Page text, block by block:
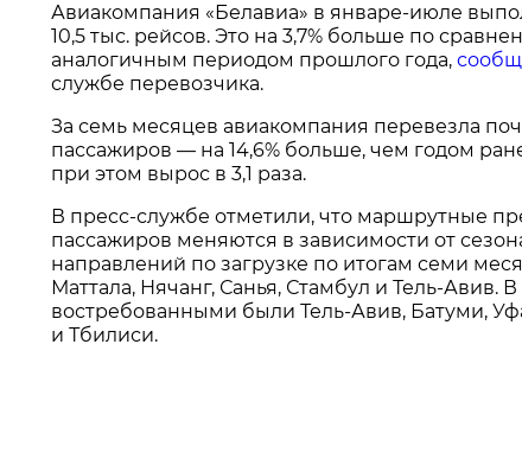
Авиакомпания «Белавиа» в январе-июле
10,5 тыс. рейсов. Это на 3,7% больше по
аналогичным периодом прошлого года,
службе перевозчика.
За семь месяцев авиакомпания перевезла
пассажиров — на 14,6% больше, чем годом
при этом вырос в 3,1 раза.
В пресс-службе отметили, что маршрутные
пассажиров меняются в зависимости от
направлений по загрузке по итогам семи
Маттала, Нячанг, Санья, Стамбул и Тель-Авив.
востребованными были Тель-Авив, Батуми,
и Тбилиси.